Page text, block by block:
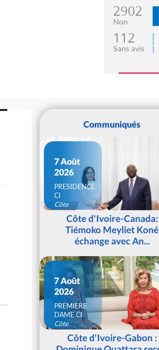
2902
Non
112
Sans avis
Communiqués
7 Août
2026
PRESIDENCE
CI
Côte
d'IvoireCôte d'Ivoire-Canada:
Tiémoko Meyliet Koné
échange avec An...
7 Août
2026
PREMIERE
DAME CI
Côte
d'IvoireCôte d'Ivoire-Gabon :